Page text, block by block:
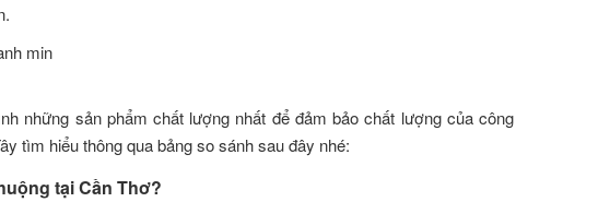
những sản phẩm chất lượng nhất để đảm bảo chất lượng của công
tìm hiểu thông qua bảng so sánh sau đây nhé:
tại Cần Thơ?